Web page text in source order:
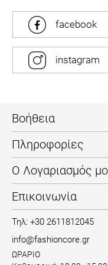
facebook
instagram
Βοήθεια
Πληροφορίες
Ο Λογαριασμός
Επικοινωνία
Τηλ: +30 2611812045
info@fashioncore.gr
ΩΡΑΡΙΟ